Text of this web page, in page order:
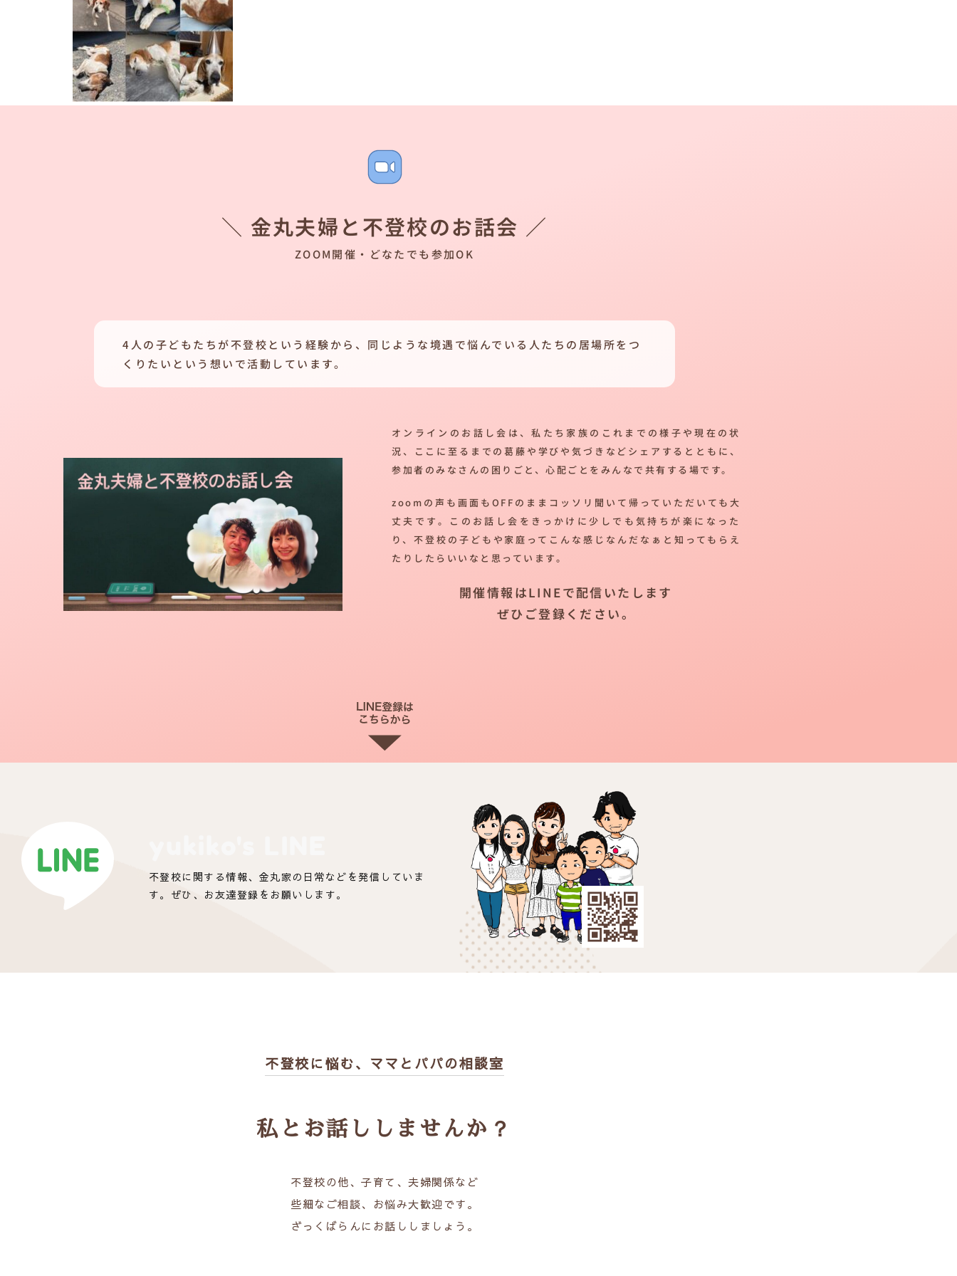
＼ 金丸夫婦と不登校のお話会 ／
ZOOM開催・どなたでも参加OK
4人の子どもたちが不登校という経験から、同じような境遇で悩んでいる人たちの居場所をつ
くりたいという想いで活動しています。
オンラインのお話し会は、私たち家族のこれまでの様子や現在の状
況、ここに至るまでの葛藤や学びや気づきなどシェアするとともに、
参加者のみなさんの困りごと、心配ごとをみんなで共有する場です。
zoomの声も画面もOFFのままコッソリ聞いて帰っていただいても大
丈夫です。このお話し会をきっかけに少しでも気持ちが楽になった
り、不登校の子どもや家庭ってこんな感じなんだなぁと知ってもらえ
たりしたらいいなと思っています。
開催情報はLINEで配信いたします
ぜひご登録ください。
不登校に関する情報、金丸家の日常などを発信していま
す。ぜひ、お友達登録をお願いします。
不登校に悩む、 ママとパパの相談室
私とお話ししませんか？
不登校の他、子育て、夫婦関係など
些細なご相談、お悩み大歓迎です。
ざっくばらんにお話ししましょう。